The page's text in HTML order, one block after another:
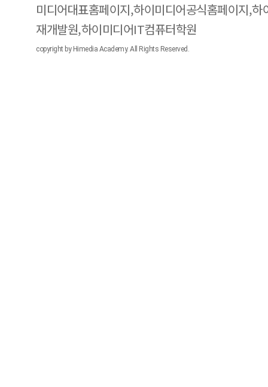
미디어대표홈페이지,하이미디어공식홈페이지,
재개발원,하이미디어IT컴퓨터학원
copyright by Himedia Academy. All Rights Reserved.